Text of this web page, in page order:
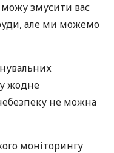
змусити вас
але ми можемо
жодне
не можна
моніторингу